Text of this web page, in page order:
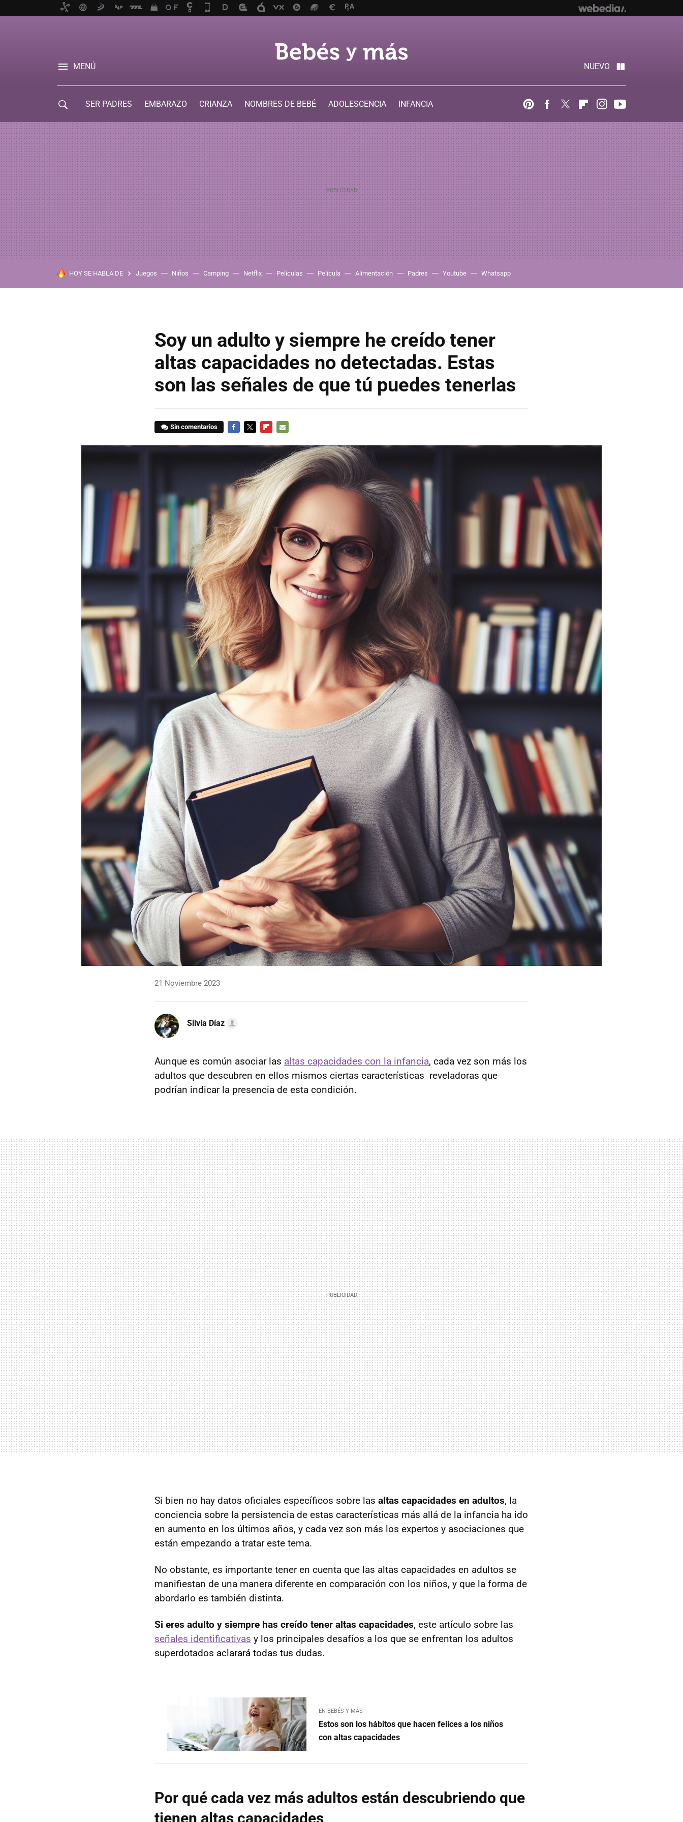
MENÚ NUEVO
SER PADRES EMBARAZO CRIANZA NOMBRES DE BEBÉ ADOLESCENCIA
INFANCIA
PinterestFacebook
Twitter FlipboardInstagram
HOY SE HABLA DE Juegos Niños Camping Netflix Películas Película Alimentación Padres Youtube Whatsapp
Soy un adulto y siempre he creído tener
altas capacidades no detectadas. Estas
son las señales de que tú puedes tenerlas
Sin comentarios
MAIL
21 Noviembre 2023
Silvia Díaz
Aunque es común asociar las altas capacidades con la infancia, cada vez son más los
adultos que descubren en ellos mismos ciertas características reveladoras que
podrían indicar la presencia de esta condición.
Si bien no hay datos oficiales específicos sobre las altas capacidades en adultos, la
conciencia sobre la persistencia de estas características más allá de la infancia ha ido
en aumento en los últimos años, y cada vez son más los expertos y asociaciones que
están empezando a tratar este tema.
No obstante, es importante tener en cuenta que las altas capacidades en adultos se
manifiestan de una manera diferente en comparación con los niños, y que la forma de
abordarlo es también distinta.
Si eres adulto y siempre has creído tener altas capacidades, este artículo sobre las
señales identificativas y los principales desafíos a los que se enfrentan los adultos
superdotados aclarará todas tus dudas.
EN BEBÉS Y MÁS
Estos son los hábitos que hacen felices a los niños
con altas capacidades
Por qué cada vez más adultos están descubriendo que
tienen altas capacidades